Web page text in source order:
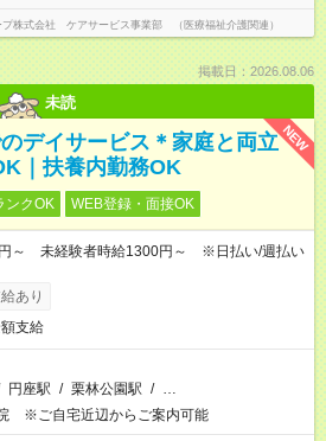
プ株式会社 ケアサービス事業部 （医療福祉介護関連）
掲載日：2026.08.06
未読
NEW
のデイサービス＊家庭と両立
｜扶養内勤務OK
ンクOK WEB登録・面接OK
～ 未経験者時給1300円～ ※日払い/週払い
あり
支給
円座駅 / 栗林公園駅 / …
※ご自宅近辺からご案内可能